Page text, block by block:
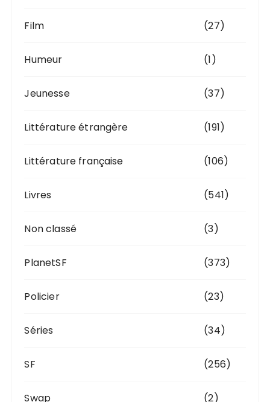
Film (27)
Humeur (1)
Jeunesse (37)
Littérature étrangère (191)
Littérature française (106)
Livres (541)
Non classé (3)
PlanetSF (373)
Policier (23)
Séries (34)
SF (256)
Swap (2)